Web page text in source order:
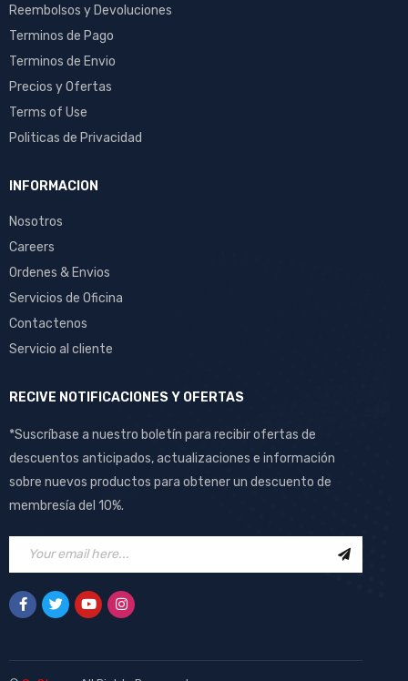
Reembolsos y Devoluciones
Terminos de Pago
Terminos de Envio
Precios y Ofertas
Terms of Use
Politicas de Privacidad
INFORMACION
Nosotros
Careers
Ordenes & Envios
Servicios de Oficina
Contactenos
Servicio al cliente
RECIVE NOTIFICACIONES Y OFERTAS
*Suscríbase a nuestro boletín para recibir ofertas de
descuentos anticipados, actualizaciones e información
sobre nuevos productos para obtener un descuento de
membresía del 10%.